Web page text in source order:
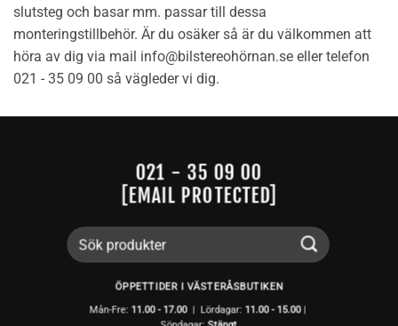
slutsteg och basar mm. passar till dessa
monteringstillbehör. Är du osäker så är du välkommen att
höra av dig via mail info@bilstereohörnan.se eller telefon
021 - 35 09 00 så vägleder vi dig.
021 - 35 09 00
[EMAIL PROTECTED]
Sök
efter:
ÖPPETTIDER I VÄSTERÅSBUTIKEN
Mån-Fre: 11.00 - 17.00| Lördagar: 11.00 - 15.00 |